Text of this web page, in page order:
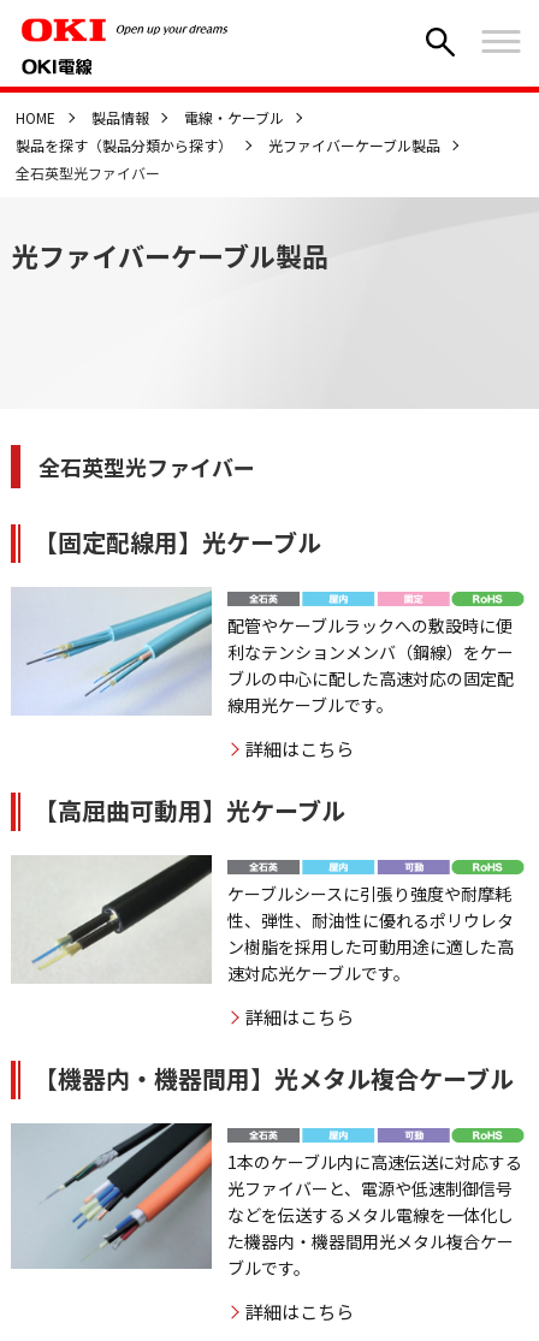
HOME 製品情報
電線・ケーブル
製品を探す（製品分類から探す）
光ファイバーケーブル製品
全石英型光ファイバー
光ファイバーケーブル製品
全石英型光ファイバー
【固定配線用】光ケーブル
配管やケーブルラックへの敷設時に便
利なテンションメンバ（鋼線）をケー
ブルの中心に配した高速対応の固定配
線用光ケーブルです。
詳細はこちら
【高屈曲可動用】光ケーブル
ケーブルシースに引張り強度や耐摩耗
性、弾性、耐油性に優れるポリウレタ
ン樹脂を採用した可動用途に適した高
速対応光ケーブルです。
詳細はこちら
【機器内・機器間用】光メタル複合ケーブル
1本のケーブル内に高速伝送に対応する
光ファイバーと、電源や低速制御信号
などを伝送するメタル電線を一体化し
た機器内・機器間用光メタル複合ケー
ブルです。
詳細はこちら